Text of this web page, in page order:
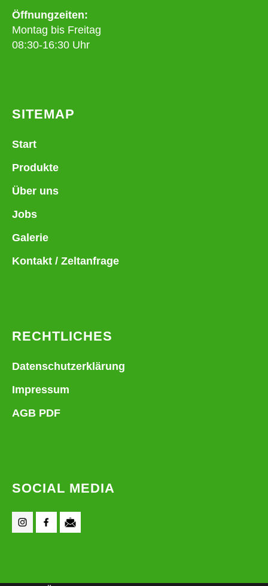
Öffnungzeiten:
Montag bis Freitag
08:30-16:30 Uhr
SITEMAP
Start
Produkte
Über uns
Jobs
Galerie
Kontakt / Zeltanfrage
RECHTLICHES
Datenschutzerklärung
Impressum
AGB PDF
SOCIAL MEDIA